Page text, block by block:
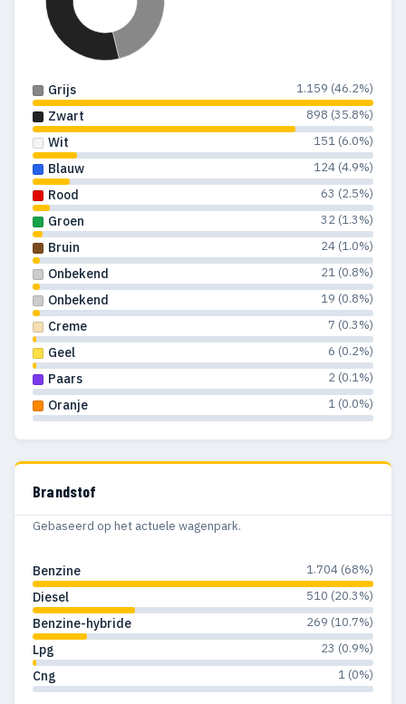
Grijs 1.159 (46.2%)
Zwart 898 (35.8%)
Wit 151 (6.0%)
Blauw 124 (4.9%)
Rood 63 (2.5%)
Groen 32 (1.3%)
Bruin 24 (1.0%)
Onbekend 21 (0.8%)
Onbekend 19 (0.8%)
Creme 7 (0.3%)
Geel 6 (0.2%)
Paars 2 (0.1%)
Oranje 1 (0.0%)
Brandstof
Gebaseerd op het actuele wagenpark.
Benzine 1.704 (68%)
Diesel 510 (20.3%)
Benzine-hybride 269 (10.7%)
Lpg 23 (0.9%)
Cng 1 (0%)